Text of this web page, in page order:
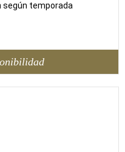
según temporada